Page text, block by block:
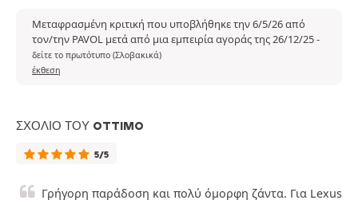
Μεταφρασμένη κριτική που υποβλήθηκε την 6/5/26 από
τον/την PAVOL μετά από μια εμπειρία αγοράς της 26/12/25-
δείτε το πρωτότυπο (Σλοβακικά)
έκθεση
ΣΧΌΛΙΟ ΤΟΥ OTTIMO
5/5
Γρήγορη παράδοση και πολύ όμορφη ζάντα. Για Lexus